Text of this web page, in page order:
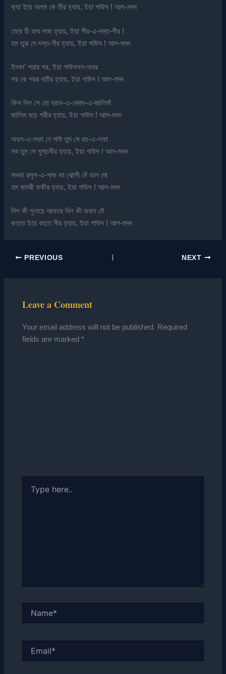
ক্যা ইয়ে অলম কে তীর হ্যায়, ইয়া গাউস ! আল-মদদ
তেরে হী হাথ লাজ হ্যায়, ইয়া পীর-এ-দস্ত-গীর !
হম তুঝ সে দস্ত-গীর হ্যায়, ইয়া গাউস ! আল-মদদ
ইদফা’ শরার শর, ইয়া গাউসনল-অবর
শর কে শরর খতীর হ্যায়, ইয়া গাউস ! আল-মদদ
কিস দিল সে হো বয়ান-এ-বেদাদ-এ-জালিমাঁ
জালিম বড়ে শরীর হ্যায়, ইয়া গাউস ! আল-মদদ
অহল-এ-সফা নে পাঈ তুম সে রহ-এ-সফা
সব তুম সে মুস্তনীর হ্যায়, ইয়া গাউস ! আল-মদদ
সদকা রসূল-এ-পাক কা ঝোলী মেঁ ডাল দো
হম কাদরী ফকীর হ্যায়, ইয়া গাউস ! আল-মদদ
দিল কী সুনায়ে আখতর দিল কী জবান মেঁ
কহতে ইয়ে বহতে নীর হ্যায়, ইয়া গাউস ! আল-মদদ
PREVIOUS NEXT
Leave a Comment
Your email address will not be published. Required
fields are marked*
here..